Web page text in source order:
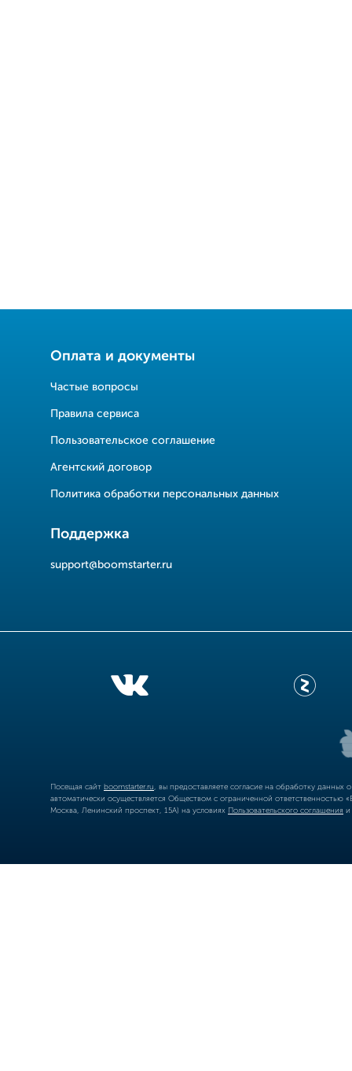
Оплата и документы
Частые вопросы
Правила сервиса
Пользовательское соглашение
Агентский договор
Политика обработки персональных данных
Поддержка
support@boomstarter.ru
Посещая сайт boomstarter.ru , вы предоставляете согласие на обработку
автоматически осуществляется Обществом с ограниченной
Москва, Ленинский проспект, 15А) на условиях Пользовательского соглашения и